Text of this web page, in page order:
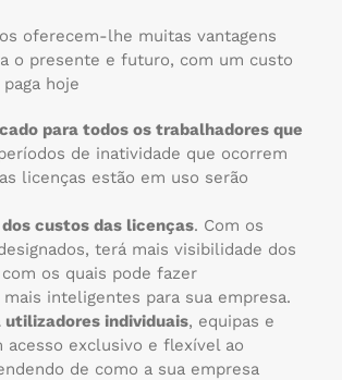
oferecem-lhe muitas vantagens
o presente e futuro, com um custo
hoje
para todos os trabalhadores que
de inatividade que ocorrem
licenças estão em uso serão
custos das licenças. Com os
terá mais visibilidade dos
os quais pode fazer
inteligentes para sua empresa.
utilizadores individuais, equipas e
acesso exclusivo e flexível ao
de como a sua empresa